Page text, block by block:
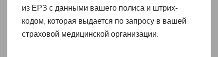
из ЕРЗ с данными вашего полиса и штрих-
кодом, которая выдается по запросу в вашей
страховой медицинской организации.